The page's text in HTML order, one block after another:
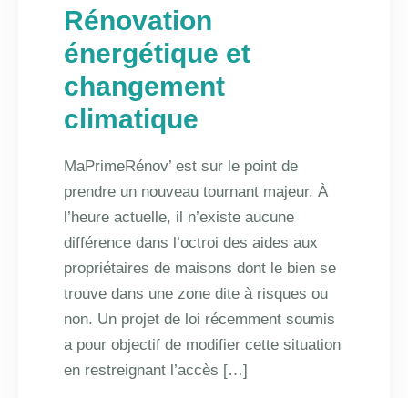
Rénovation
énergétique et
changement
climatique
MaPrimeRénov’ est sur le point de
prendre un nouveau tournant majeur. À
l’heure actuelle, il n’existe aucune
différence dans l’octroi des aides aux
propriétaires de maisons dont le bien se
trouve dans une zone dite à risques ou
non. Un projet de loi récemment soumis
a pour objectif de modifier cette situation
en restreignant l’accès […]